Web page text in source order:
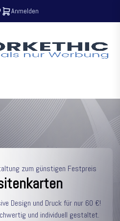
Anmelden
zum günstigen Festpreis
Design und Druck für nur 60 €!
und individuell gestaltet.